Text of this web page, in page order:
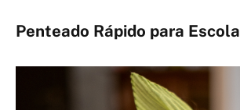
Penteado Rápido para Escola